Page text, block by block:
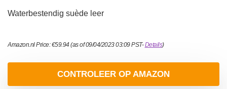
Waterbestendig suède leer
Amazon.nl Price:€59.94(as of 09/04/2023 03:09 PST-Details)
CONTROLEER OP AMAZON